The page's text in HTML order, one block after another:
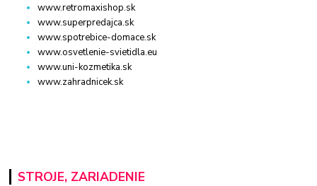
www.retromaxishop.sk
www.superpredajca.sk
www.spotrebice-domace.sk
www.osvetlenie-svietidla.eu
www.uni-kozmetika.sk
www.zahradnicek.sk
STROJE, ZARIADENIE